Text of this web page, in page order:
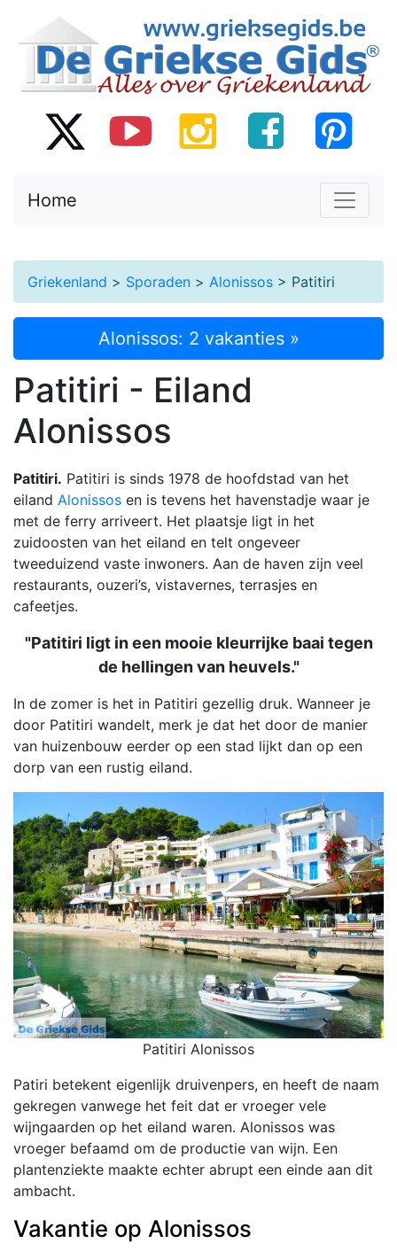
Home
Griekenland > Sporaden > Alonissos > Patitiri
Alonissos: 2 vakanties »
Patitiri - Eiland
Alonissos
Patitiri. Patitiri is sinds 1978 de hoofdstad van het
eiland Alonissos en is tevens het havenstadje waar je
met de ferry arriveert. Het plaatsje ligt in het
zuidoosten van het eiland en telt ongeveer
tweeduizend vaste inwoners. Aan de haven zijn veel
restaurants, ouzeri’s, vistavernes, terrasjes en
cafeetjes.
"Patitiri ligt in een mooie kleurrijke baai tegen
de hellingen van heuvels."
In de zomer is het in Patitiri gezellig druk. Wanneer je
door Patitiri wandelt, merk je dat het door de manier
van huizenbouw eerder op een stad lijkt dan op een
dorp van een rustig eiland.
Patitiri Alonissos
Patiri betekent eigenlijk druivenpers, en heeft de naam
gekregen vanwege het feit dat er vroeger vele
wijngaarden op het eiland waren. Alonissos was
vroeger befaamd om de productie van wijn. Een
plantenziekte maakte echter abrupt een einde aan dit
ambacht.
Vakantie op Alonissos